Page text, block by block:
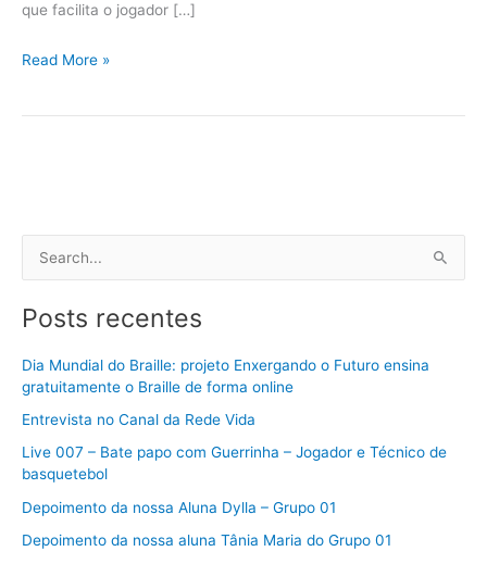
que facilita o jogador […]
Read More »
s
u
a
Posts recentes
Dia Mundial do Braille: projeto Enxergando o Futuro ensina
gratuitamente o Braille de forma online
Entrevista no Canal da Rede Vida
Live 007 – Bate papo com Guerrinha – Jogador e Técnico de
basquetebol
Depoimento da nossa Aluna Dylla – Grupo 01
Depoimento da nossa aluna Tânia Maria do Grupo 01